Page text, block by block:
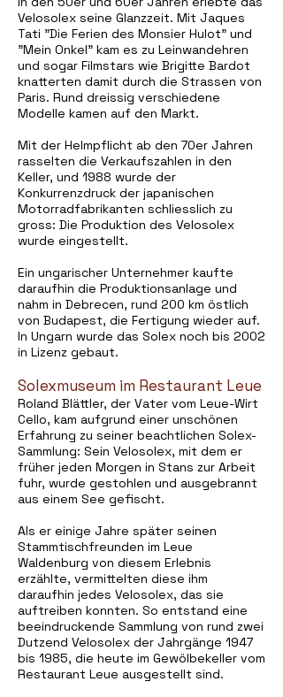
Velosolex seine Glanzzeit. Mit Jaques
Tati "Die Ferien des Monsier Hulot" und
"Mein Onkel" kam es zu Leinwandehren
und sogar Filmstars wie Brigitte Bardot
knatterten damit durch die Strassen von
Paris. Rund dreissig verschiedene
Modelle kamen auf den Markt.
Mit der Helmpflicht ab den 70er Jahren
rasselten die Verkaufszahlen in den
Keller, und 1988 wurde der
Konkurrenzdruck der japanischen
Motorradfabrikanten schliesslich zu
gross: Die Produktion des Velosolex
wurde eingestellt.
Ein ungarischer Unternehmer kaufte
daraufhin die Produktionsanlage und
nahm in Debrecen, rund 200 km östlich
von Budapest, die Fertigung wieder auf.
In Ungarn wurde das Solex noch bis 2002
in Lizenz gebaut.
Solexmuseum im Restaurant Leue
Roland Blättler, der Vater vom Leue-Wirt
Cello, kam aufgrund einer unschönen
Erfahrung zu seiner beachtlichen Solex-
Sammlung: Sein Velosolex, mit dem er
früher jeden Morgen in Stans zur Arbeit
fuhr, wurde gestohlen und ausgebrannt
aus einem See gefischt.
Als er einige Jahre später seinen
Stammtischfreunden im Leue
Waldenburg von diesem Erlebnis
erzählte, vermittelten diese ihm
daraufhin jedes Velosolex, das sie
auftreiben konnten. So entstand eine
beeindruckende Sammlung von rund zwei
Dutzend Velosolex der Jahrgänge 1947
bis 1985, die heute im Gewölbekeller vom
Restaurant Leue ausgestellt sind.